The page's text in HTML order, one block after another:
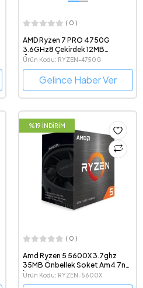
( 0 )
AMD Ryzen 7 PRO 4750G
3.6GHz8 Çekirdek 12MB
Önbellek Soket AM4 7nm Tray
İşlemci
Ürün Kodu: RYZEN-4750G
Gelince Haber Ver
%19 İNDİRİM
( 0 )
Amd Ryzen 5 5600X 3.7ghz
35MB Önbellek Soket Am4 7nm
İşlemci
Ürün Kodu: RYZEN-5600X